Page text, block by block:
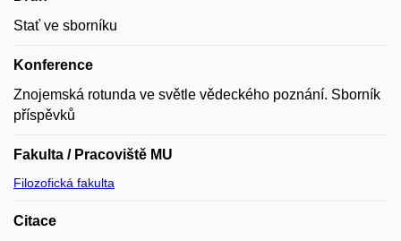
Stať ve sborníku
Konference
Znojemská rotunda ve světle vědeckého poznání. Sborník
příspěvků
Fakulta / Pracoviště MU
Filozofická fakulta
Citace